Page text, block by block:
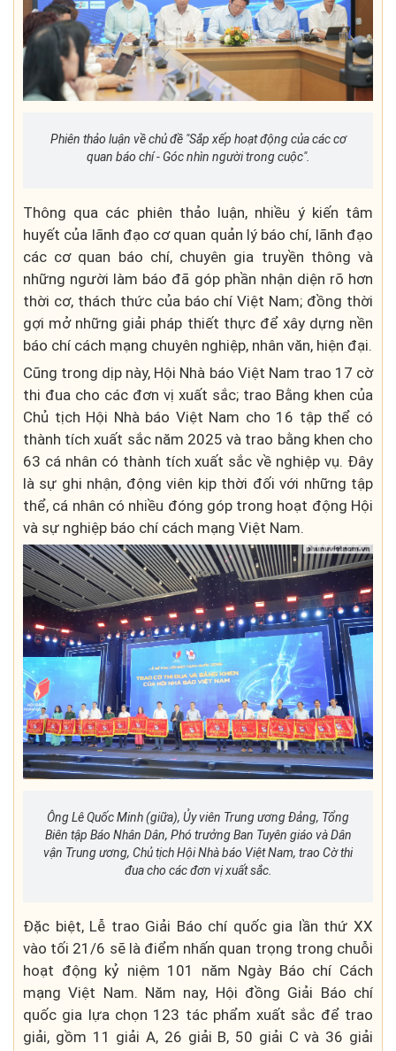
Phiên thảo luận về chủ đề "Sắp xếp hoạt động của các cơ
quan báo chí - Góc nhìn người trong cuộc".
Thông qua các phiên thảo luận, nhiều ý kiến tâm
huyết của lãnh đạo cơ quan quản lý báo chí, lãnh đạo
các cơ quan báo chí, chuyên gia truyền thông và
những người làm báo đã góp phần nhận diện rõ hơn
thời cơ, thách thức của báo chí Việt Nam; đồng thời
gợi mở những giải pháp thiết thực để xây dựng nền
báo chí cách mạng chuyên nghiệp, nhân văn, hiện đại.
Cũng trong dịp này, Hội Nhà báo Việt Nam trao 17 cờ
thi đua cho các đơn vị xuất sắc; trao Bằng khen của
Chủ tịch Hội Nhà báo Việt Nam cho 16 tập thể có
thành tích xuất sắc năm 2025 và trao bằng khen cho
63 cá nhân có thành tích xuất sắc về nghiệp vụ. Đây
là sự ghi nhận, động viên kịp thời đối với những tập
thể, cá nhân có nhiều đóng góp trong hoạt động Hội
và sự nghiệp báo chí cách mạng Việt Nam.
Ông Lê Quốc Minh (giữa), Ủy viên Trung ương Đảng, Tổng
Biên tập Báo Nhân Dân, Phó trưởng Ban Tuyên giáo và Dân
vận Trung ương, Chủ tịch Hội Nhà báo Việt Nam, trao Cờ thi
đua cho các đơn vị xuất sắc.
Đặc biệt, Lễ trao Giải Báo chí quốc gia lần thứ XX
vào tối 21/6 sẽ là điểm nhấn quan trọng trong chuỗi
hoạt động kỷ niệm 101 năm Ngày Báo chí Cách
mạng Việt Nam. Năm nay, Hội đồng Giải Báo chí
quốc gia lựa chọn 123 tác phẩm xuất sắc để trao
giải, gồm 11 giải A, 26 giải B, 50 giải C và 36 giải